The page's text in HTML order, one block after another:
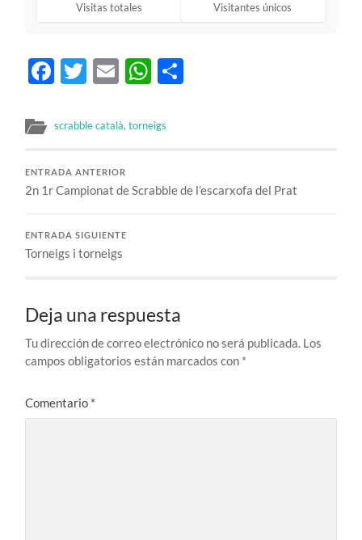
Visitas totales Visitantes únicos
Facebook
Twitter
EmailWhatsApp
scrabble català,torneigs
ENTRADA ANTERIOR
2n 1r Campionat de Scrabble de l’escarxofa del Prat
ENTRADA SIGUIENTE
Torneigs i torneigs
Deja una respuesta
Tu dirección de correo electrónico no será publicada. Los
campos obligatorios están marcados con *
Comentario *